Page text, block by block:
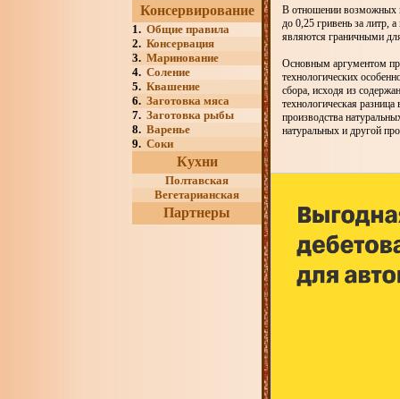
Консервирование
1. Общие правила
2. Консервация
3. Маринование
4. Соление
5. Квашение
6. Заготовка мяса
7. Заготовка рыбы
8. Варенье
9. Соки
Кухни
Полтавская
Вегетарианская
Партнеры
В отношении возможных
до 0,25 гривень за литр,
являются граничными
Основным аргументом
технологических
сбора, исходя из
технологическая
производства
натуральных и другой